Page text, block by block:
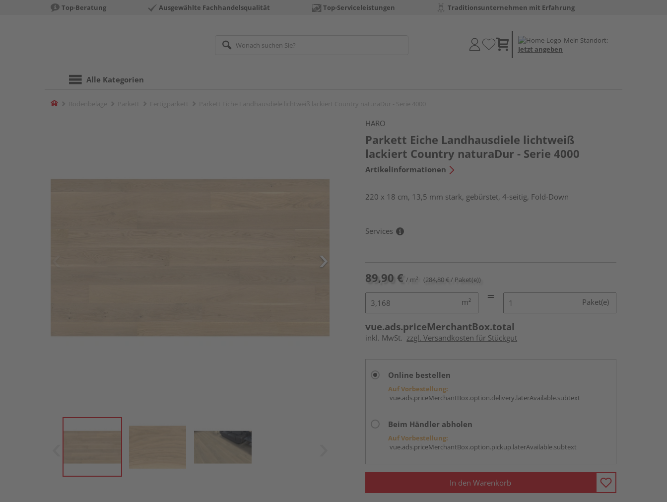
Top-Beratung Ausgewählte Fachhandelsqualität Top-Serviceleistungen Traditionsunternehmen mit Erfahrung
Mein Standort:
Jetzt angeben
Alle Kategorien
Home
HARO
Parkett Eiche Landhausdiele lichtweiß
lackiert Country naturaDur - Serie 4000
Artikelinformationen
220 x 18 cm, 13,5 mm stark, gebürstet, 4-seitig, Fold-Down
Services
89,90 € / m² (284,80 € / Paket(e))
m² Paket(e)
vue.ads.priceMerchantBox.total
inkl. MwSt. zzgl. Versandkosten für Stückgut
Online bestellen
Auf Vorbestellung:
vue.ads.priceMerchantBox.option.delivery.laterAvailable.subtext
Beim Händler abholen
Auf Vorbestellung:
vue.ads.priceMerchantBox.option.pickup.laterAvailable.subtext
In den Warenkorb